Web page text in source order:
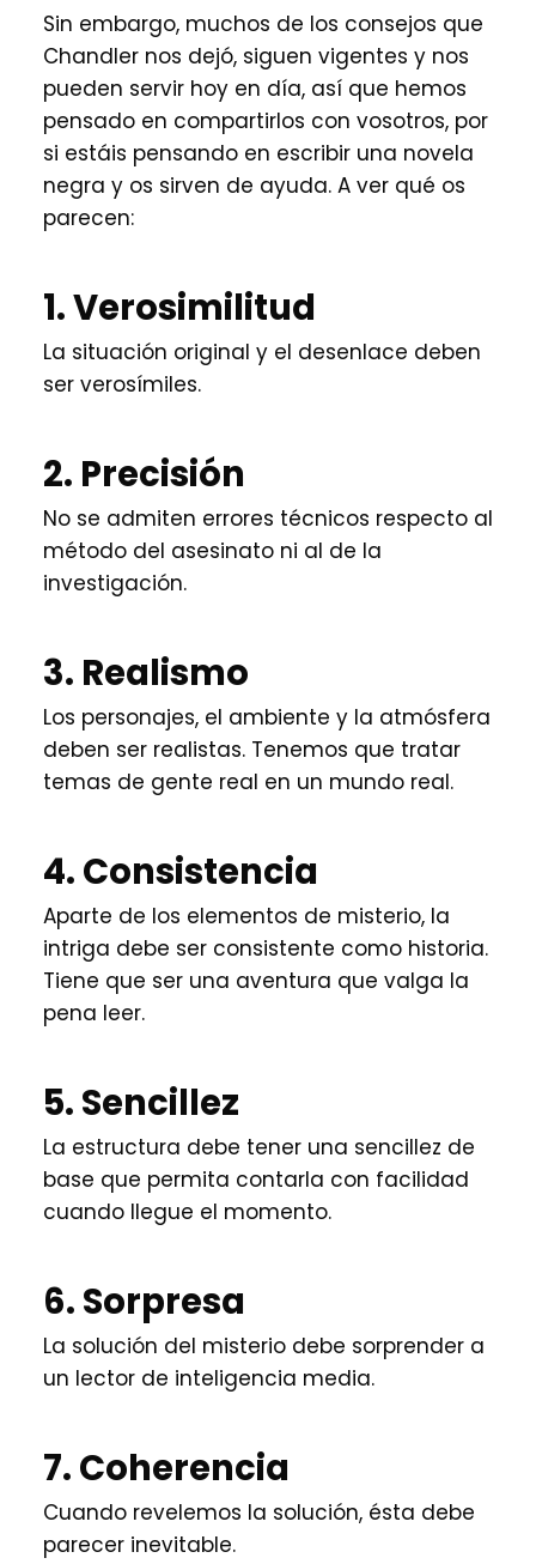
Sin embargo, muchos de los consejos que
Chandler nos dejó, siguen vigentes y nos
pueden servir hoy en día, así que hemos
pensado en compartirlos con vosotros, por
si estáis pensando en escribir una novela
negra y os sirven de ayuda. A ver qué os
parecen:
1. Verosimilitud
La situación original y el desenlace deben
ser verosímiles.
2. Precisión
No se admiten errores técnicos respecto al
método del asesinato ni al de la
investigación.
3. Realismo
Los personajes, el ambiente y la atmósfera
deben ser realistas. Tenemos que tratar
temas de gente real en un mundo real.
4. Consistencia
Aparte de los elementos de misterio, la
intriga debe ser consistente como historia.
Tiene que ser una aventura que valga la
pena leer.
5. Sencillez
La estructura debe tener una sencillez de
base que permita contarla con facilidad
cuando llegue el momento.
6. Sorpresa
La solución del misterio debe sorprender a
un lector de inteligencia media.
7. Coherencia
Cuando revelemos la solución, ésta debe
parecer inevitable.